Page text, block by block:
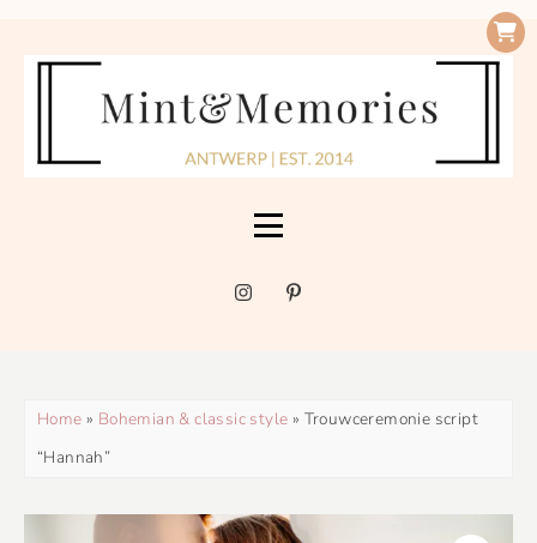
Home » Bohemian & classic style » Trouwceremonie script
“Hannah”